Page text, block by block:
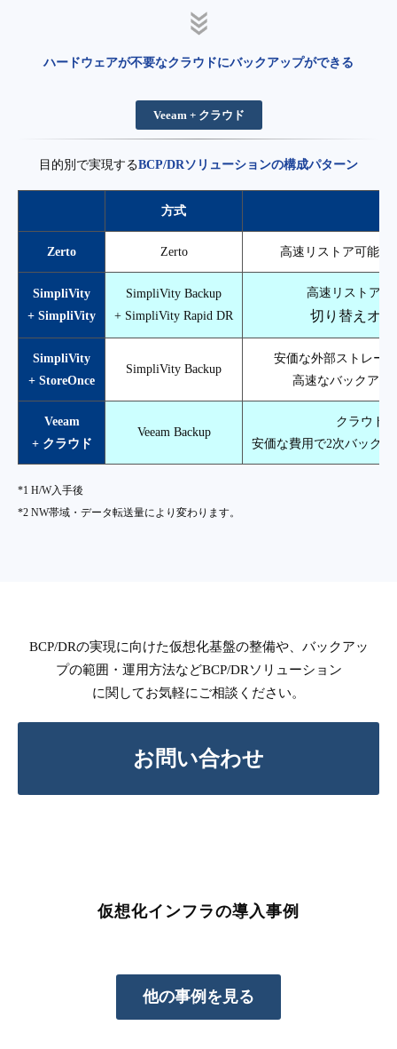
ハードウェアが不要なクラウドにバックアップができる
Veeam + クラウド
目的別で実現するBCP/DRソリューションの構成パターン
方式
Zerto Zerto 高速リストア可能な
SimpliVity
+ SimpliVity
SimpliVity Backup
+ SimpliVity Rapid DR
高速リストア
切り替えオ
SimpliVity
+ StoreOnce
SimpliVity Backup
安価な外部ストレー
高速なバックアッ
Veeam
+ クラウド
Veeam Backup
クラウド
安価な費用で2次バック
*1 H/W入手後
*2 NW帯域・データ転送量により変わります。
BCP/DRの実現に向けた仮想化基盤の整備や、バックアッ
プの範囲・運用方法などBCP/DRソリューション
に関してお気軽にご相談ください。
お問い合わせ
仮想化インフラの導入事例
他の事例を見る